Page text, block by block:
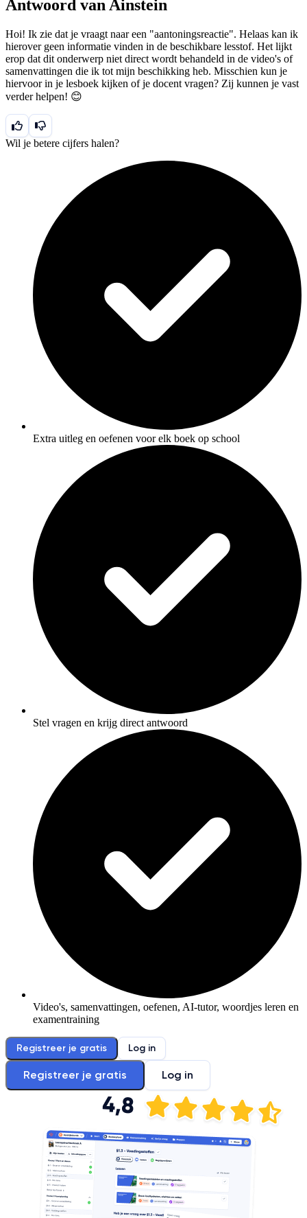
Antwoord van Ainstein
Hoi! Ik zie dat je vraagt naar een "aantoningsreactie". Helaas kan ik
hierover geen informatie vinden in de beschikbare lesstof. Het lijkt
erop dat dit onderwerp niet direct wordt behandeld in de video's of
samenvattingen die ik tot mijn beschikking heb. Misschien kun je
hiervoor in je lesboek kijken of je docent vragen? Zij kunnen je vast
verder helpen! 😊
Wil je betere cijfers halen?
Extra uitleg en oefenen voor elk boek op school
Stel vragen en krijg direct antwoord
Video's, samenvattingen, oefenen, AI-tutor, woordjes leren en
examentraining
Registreer je gratis Log in
Registreer je gratis Log in